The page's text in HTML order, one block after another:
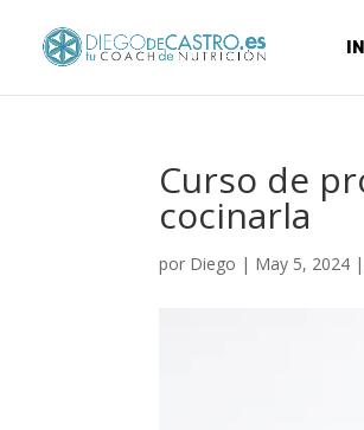
Curso de
cocinarla
por Diego | May 5, 2024